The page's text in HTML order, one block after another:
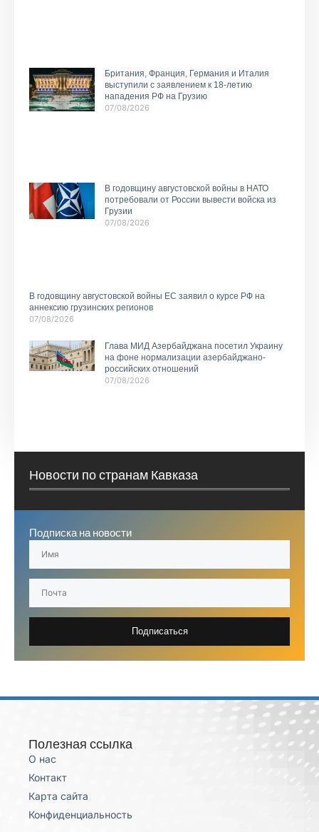
Британия, Франция, Германия и Италия
выступили с заявлением к 18-летию
нападения РФ на Грузию
07/08/2026
В годовщину августовской войны в НАТО
потребовали от России вывести войска из
Грузии
07/08/2026
В годовщину августовской войны ЕС заявил о курсе РФ на
аннексию грузинских регионов
07/08/2026
Глава МИД Азербайджана посетил Украину
на фоне нормализации азербайджано-
российских отношений
07/08/2026
Новости по странам Кавказа
Подписка на новости
Подписаться
Полезная ссылка
О нас
Контакт
Карта сайта
Конфиденциальность